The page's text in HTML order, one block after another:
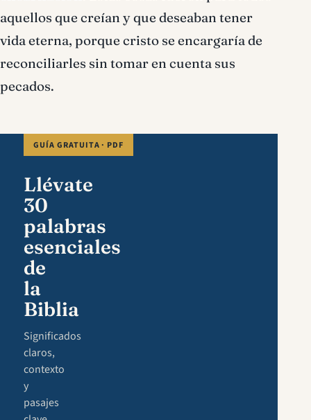
aquellos que creían y que deseaban tener
vida eterna, porque cristo se encargaría de
reconciliarles sin tomar en cuenta sus
pecados.
GUÍA GRATUITA · PDF
Llévate
30
palabras
esenciales
de
la
Biblia
Significados
claros,
contexto
y
pasajes